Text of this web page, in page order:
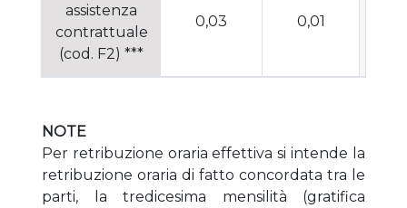
assistenza
contrattuale
(cod. F2) ***
0,03 0,01
NOTE
Per retribuzione oraria effettiva si intende la
retribuzione oraria di fatto concordata tra le
parti, la tredicesima mensilità (gratifica